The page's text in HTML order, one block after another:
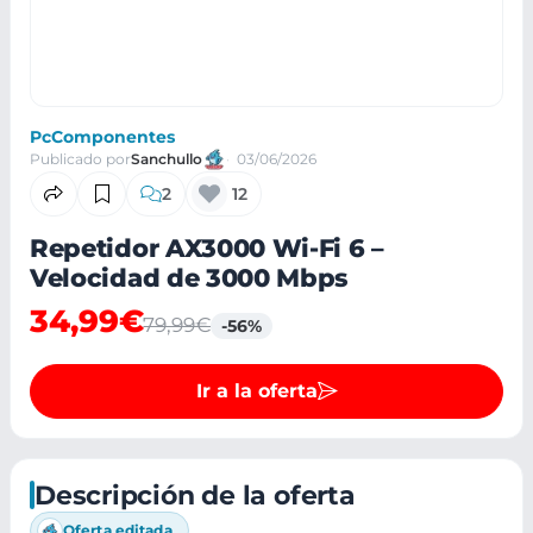
PcComponentes
Publicado porSanchullo 03/06/2026
2 12
Repetidor AX3000 Wi-Fi 6 –
Velocidad de 3000 Mbps
34,99€79,99€ -56%
Ir a la oferta
Descripción de la oferta